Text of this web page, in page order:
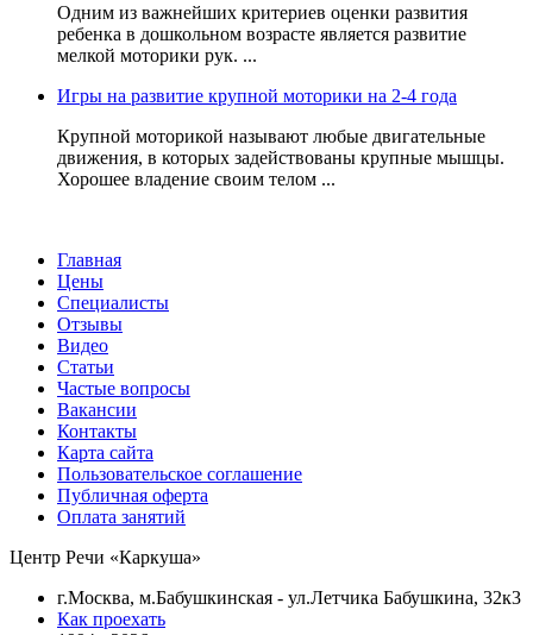
Одним из важнейших критериев оценки развития
ребенка в дошкольном возрасте является развитие
мелкой моторики рук. ...
Игры на развитие крупной моторики на 2-4 года
Крупной моторикой называют любые двигательные
движения, в которых задействованы крупные мышцы.
Хорошее владение своим телом ...
Главная
Цены
Специалисты
Отзывы
Видео
Статьи
Частые вопросы
Вакансии
Контакты
Карта сайта
Пользовательское соглашение
Публичная оферта
Оплата занятий
Центр Речи «Каркуша»
г.Москва, м.Бабушкинская - ул.Летчика Бабушкина, 32к3
Как проехать